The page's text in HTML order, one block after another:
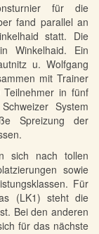
für die
fand parallel an
statt. Die
Winkelhaid. Ein
u. Wolfgang
mit Trainer
in fünf
System
Spreizung der
sich nach tollen
sowie
Für
(LK1) steht die
Bei den anderen
für das nächste